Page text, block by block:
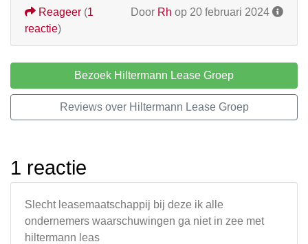
Door Rh op 20 februari 2024
Reageer (1
reactie)
Bezoek Hiltermann Lease Groep
Reviews over Hiltermann Lease Groep
1 reactie
Slecht leasemaatschappij bij deze ik alle
ondernemers waarschuwingen ga niet in zee met
hiltermann leas